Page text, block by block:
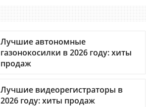
Лучшие автономные
газонокосилки в 2026 году: хиты
продаж
Лучшие видеорегистраторы в
2026 году: хиты продаж